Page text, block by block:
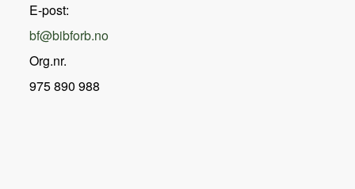
E-post:
bf@bibforb.no
Org.nr.
975 890 988